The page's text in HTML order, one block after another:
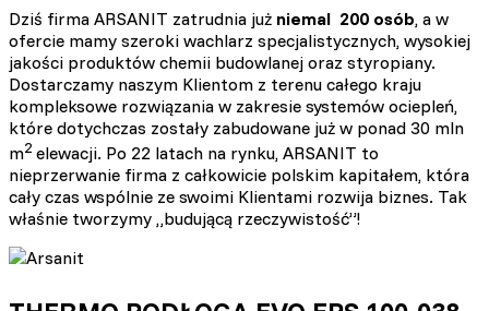
Dziś firma ARSANIT zatrudnia już niemal 200 osób, a w
ofercie mamy szeroki wachlarz specjalistycznych, wysokiej
jakości produktów chemii budowlanej oraz styropiany.
Dostarczamy naszym Klientom z terenu całego kraju
kompleksowe rozwiązania w zakresie systemów ociepleń,
które dotychczas zostały zabudowane już w ponad 30 mln
m2 elewacji. Po 22 latach na rynku, ARSANIT to
nieprzerwanie firma z całkowicie polskim kapitałem, która
cały czas wspólnie ze swoimi Klientami rozwija biznes. Tak
właśnie tworzymy „budującą rzeczywistość”!